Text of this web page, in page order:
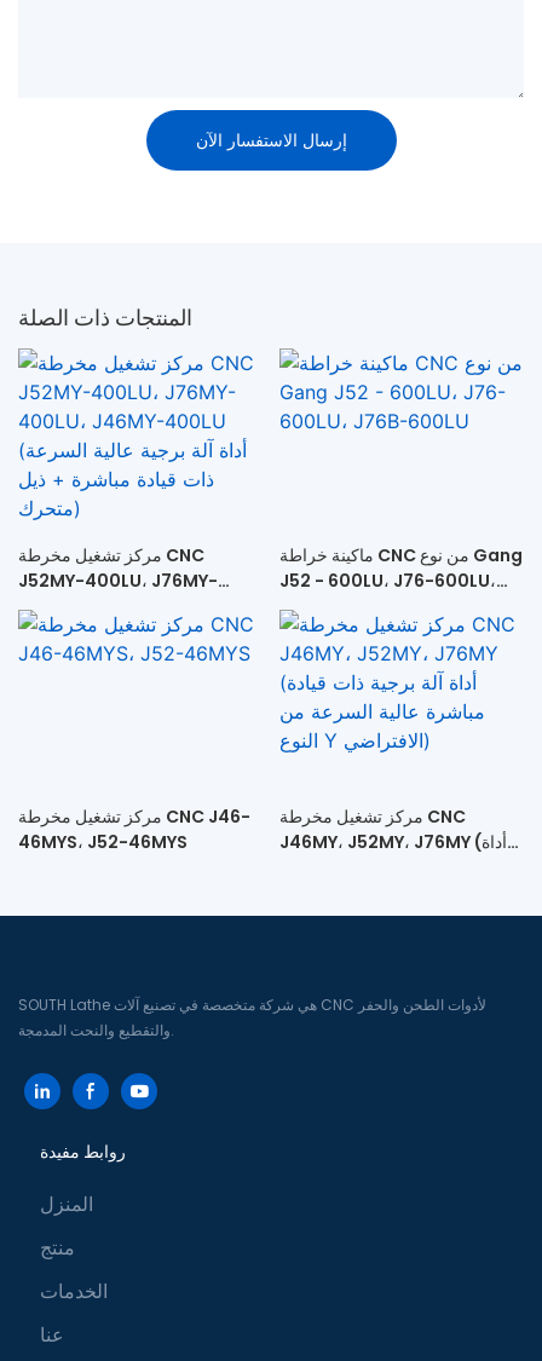
إرسال الاستفسار الآن
المنتجات ذات الصلة
مركز تشغيل مخرطة CNC
J52MY-400LU، J76MY-
400LU، J46MY-400LU (أداة
آلة برجية عالية السرعة ذات قيادة
مباشرة + ذيل متحرك)
ماكينة خراطة CNC من نوع Gang
J52 - 600LU، J76-600LU،
J76B-600LU
مركز تشغيل مخرطة CNC J46-
46MYS، J52-46MYS
مركز تشغيل مخرطة CNC
J46MY، J52MY، J76MY (أداة
SOUTH Lathe هي شركة متخصصة في تصنيع آلات CNC لأدوات الطحن والحفر
والتقطيع والنحت المدمجة.
روابط مفيدة
المنزل
منتج
الخدمات
عنا